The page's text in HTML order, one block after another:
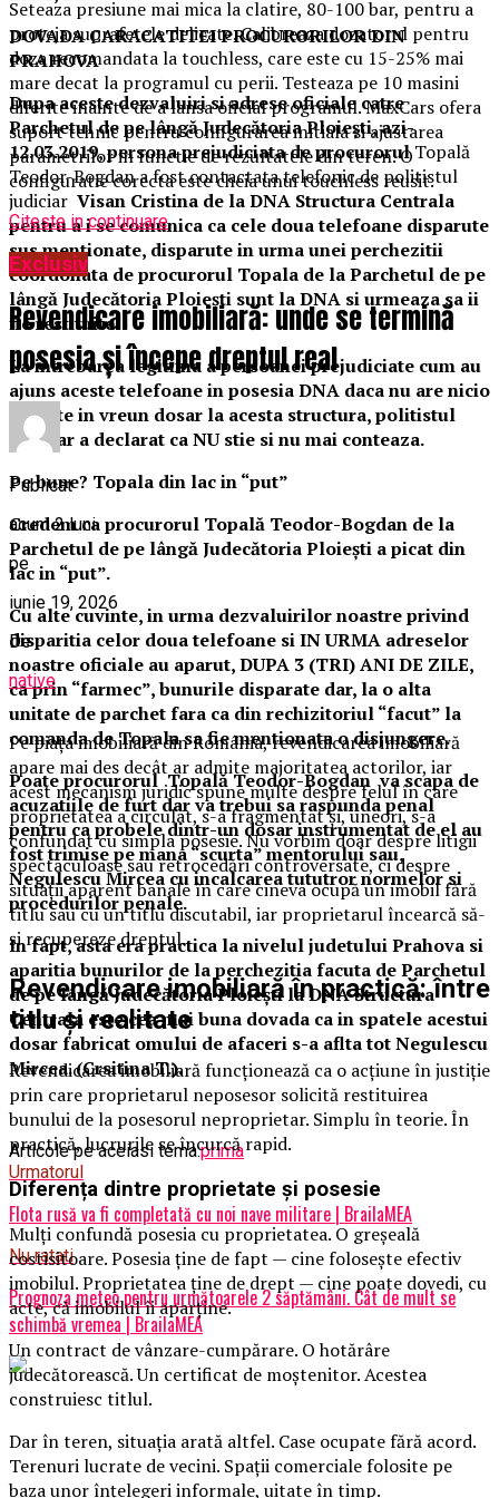
DOVADA CARACATITEI PROCURORILOR DIN
PRAHOVA
Dupa aceste dezvaluiri si adrese oficiale catre
Parchetul de pe lângă Judecătoria Ploiești, azi-
12.03.2019, persona prejudiciata de procurorulTopală
Teodor-Bogdan a fost contactata telefonic de politistul
judiciar Visan Cristina de la DNA Structura Centrala
pentru a i se comunica ca cele doua telefoane disparute
sus mentionate, disparute in urma unei perchezitii
coordonata de procurorul Topala de la Parchetul de pe
lângă Judecătoria Ploiești sunt la DNA si urmeaza sa ii
fie restituite
La intrebarea legitima a persoanei prejudiciate cum au
ajuns aceste telefoane in posesia DNA daca nu are nicio
calitate in vreun dosar la acesta structura, politistul
judiciar a declarat ca NU stie si nu mai conteaza.
Pe bune? Topala din lac in “put”
Credem ca procurorul Topală Teodor-Bogdan de la
Parchetul de pe lângă Judecătoria Ploiești a picat din
lac in “put”.
Cu alte cuvinte, in urma dezvaluirilor noastre privind
disparitia celor doua telefoane si IN URMA adreselor
noastre oficiale au aparut, DUPA 3 (TRI) ANI DE ZILE,
ca prin “farmec”, bunurile disparate dar, la o alta
unitate de parchet fara ca din rechizitoriul “facut” la
comanda de Topala sa fie mentionata o disjungere.
Poate procurorul Topală Teodor-Bogdan va scapa de
acuzatiile de furt dar va trebui sa raspunda penal
pentru ca probele dintr-un dosar instrumentat de el au
fost trimise pe mana “scurta” mentorului sau,
Negulescu Mircea cu incalcarea tututror normelor si
procedurilor penale.
In fapt, asta era practica la nivelul judetului Prahova si
aparitia bunurilor de la perchezitia facuta de Parchetul
de pe lângă Judecătoria Ploiești la DNA Structura
Centrala este cea mai buna dovada ca in spatele acestui
dosar fabricat omului de afaceri s-a aflta tot Negulescu
Mircea. (Crsitina T.).
Articole pe aceiasi tema:prima
Urmatorul
Flota rusă va fi completată cu noi nave militare | BrailaMEA
Nu ratati
Prognoza meteo pentru următoarele 2 săptămâni. Cât de mult se
schimbă vremea | BrailaMEA
Seteaza presiune mai mica la clatire, 80-100 bar, pentru a
proteja suprafetele delicate. Calibreaza dozatorul pentru
doza recomandata la touchless, care este cu 15-25% mai
mare decat la programul cu perii. Testeaza pe 10 masini
diferite inainte de a lansa oficial programul. MaxCars ofera
suport tehnic pentru configurarea initiala si ajustarea
parametrilor in functie de rezultatele din teren. O
configuratie corecta este cheia unui touchless reusit.
Citeste in continuare
Exclusiv
Revendicare imobiliară: unde se termină
posesia și începe dreptul real
Publicat
acum 2 luni
pe
iunie 19, 2026
De
native
Pe piața imobiliară din România, revendicarea imobiliară
apare mai des decât ar admite majoritatea actorilor, iar
acest mecanism juridic spune multe despre felul în care
proprietatea a circulat, s-a fragmentat și, uneori, s-a
confundat cu simpla posesie. Nu vorbim doar despre litigii
spectaculoase sau retrocedări controversate, ci despre
situații aparent banale în care cineva ocupă un imobil fără
titlu sau cu un titlu discutabil, iar proprietarul încearcă să-
și recupereze dreptul.
Revendicare imobiliară în practică: între
titlu și realitate
Revendicarea imobiliară funcționează ca o acțiune în justiție
prin care proprietarul neposesor solicită restituirea
bunului de la posesorul neproprietar. Simplu în teorie. În
practică, lucrurile se încurcă rapid.
Diferența dintre proprietate și posesie
Mulți confundă posesia cu proprietatea. O greșeală
costisitoare. Posesia ține de fapt — cine folosește efectiv
imobilul. Proprietatea ține de drept — cine poate dovedi, cu
acte, că imobilul îi aparține.
Un contract de vânzare-cumpărare. O hotărâre
judecătorească. Un certificat de moștenitor. Acestea
construiesc titlul.
Dar în teren, situația arată altfel. Case ocupate fără acord.
Terenuri lucrate de vecini. Spații comerciale folosite pe
baza unor înțelegeri informale, uitate în timp.